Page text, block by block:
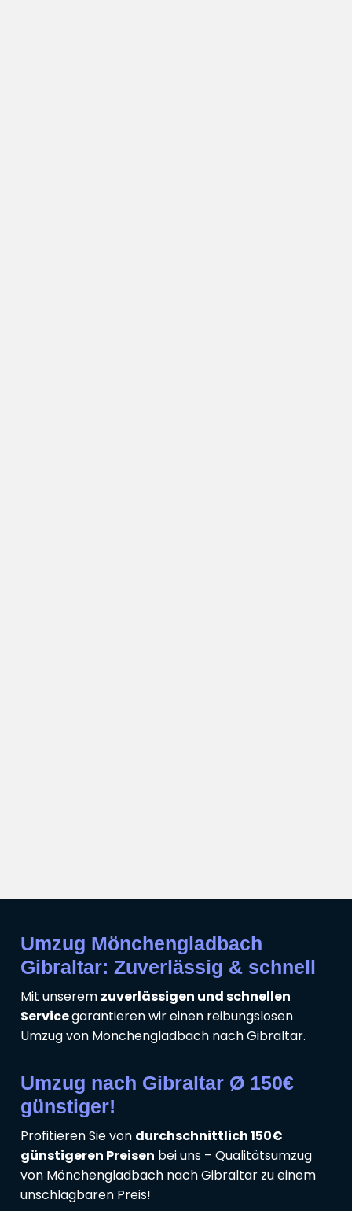
Umzug Mönchengladbach
Gibraltar: Zuverlässig & schnell
Mit unserem zuverlässigen und schnellen
Servicegarantieren wir einen reibungslosen
Umzug von Mönchengladbach nach Gibraltar.
Umzug nach Gibraltar Ø 150€
günstiger!
Profitieren Sie von durchschnittlich 150€
günstigeren Preisen bei uns – Qualitätsumzug
von Mönchengladbach nach Gibraltar zu einem
unschlagbaren Preis!